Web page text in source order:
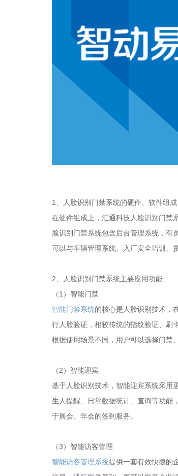
1、人脸识别门禁系统的硬件、软件组成
在硬件组成上，汇通科技人脸识别门禁
脸识别门禁系统包含后台管理系统，有
可以与车辆管理系统、入厂安全培训、
2、人脸识别门禁系统主要应用功能
（1）智能门禁
智能门禁系统的核心是人脸识别技术，
行人脸验证，相较传统的指纹验证、刷
根据使用场景不同，用户可以选择门禁
（2）智能迎宾
基于人脸识别技术，智能迎宾系统采用
生人提醒、日常数据统计、查询等功能
于展会、年会的签到服务。
（3）智能访客管理
智能访客管理系统提供一套有效快捷的